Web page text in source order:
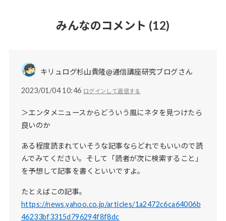
みんなのコメント (12)
キリュログ杉山貴隆@通信講座研究ブログさん
2023/01/04 10:46 ログインして返信する
＞エンタメニュースからどういう風にネタを見つけたら
良いのか
ある程度読まれていそうな記事ならどれでもいいので読
んでみてください。そして「読者が次に検索すること」
を予想して記事を書くといいですよ。
たとえばこの記事。
https://news.yahoo.co.jp/articles/1a2472c6ca64006b
46233bf3315d796294f8f8dc